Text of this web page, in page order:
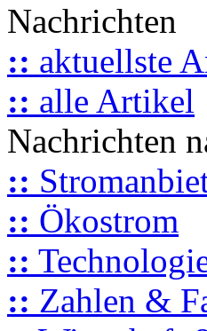
Nachrichten
:: aktuellste
:: alle Artikel
Nachrichten
::
:: Ökostrom
::
:: Zahlen &